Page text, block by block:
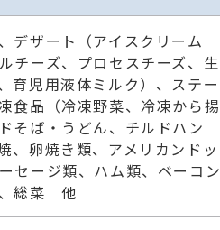
デザート（アイスクリーム
チーズ、プロセスチーズ、生
育児用液体ミルク）、ステー
食品（冷凍野菜、冷凍から揚
そば・うどん、チルドハン
、卵焼き類、アメリカンドッ
セージ類、ハム類、ベーコン
、総菜 他